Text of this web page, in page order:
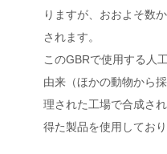
りますが、おおよそ数
されます。
このGBRで使用する人
由来（ほかの動物から
理された工場で合成さ
得た製品を使用しており